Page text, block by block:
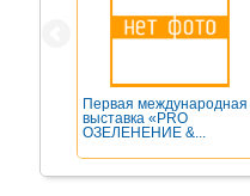
Первая международная
выставка «PRO
ОЗЕЛЕНЕНИЕ &...